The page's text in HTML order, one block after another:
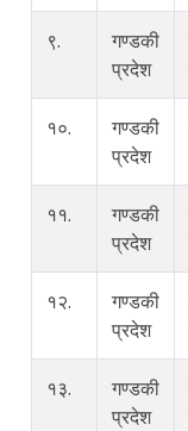
९.
गण्डकी
प्रदेश
१०.
गण्डकी
प्रदेश
११.
गण्डकी
प्रदेश
१२.
गण्डकी
प्रदेश
१३.
गण्डकी
प्रदेश